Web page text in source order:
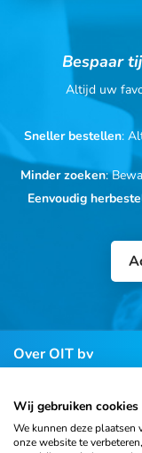
Bespaar
Altijd uw
Sneller bestellen:
Minder zoeken:
Eenvoudig
Over OIT bv
Klantenservice
Wij gebruiken cookies
We kunnen deze plaatsen
onze website te